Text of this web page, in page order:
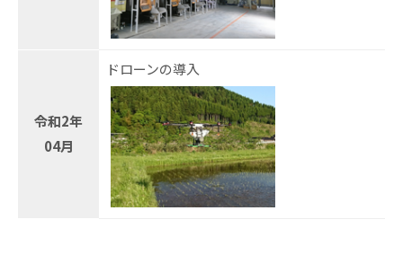
令和2年
04月
ドローンの導入